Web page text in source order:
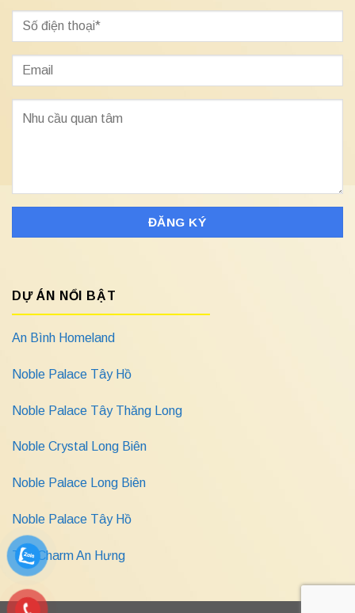
DỰ ÁN NỔI BẬT
An Bình Homeland
Noble Palace Tây Hồ
Noble Palace Tây Thăng Long
Noble Crystal Long Biên
Noble Palace Long Biên
Noble Palace Tây Hồ
The Charm An Hưng